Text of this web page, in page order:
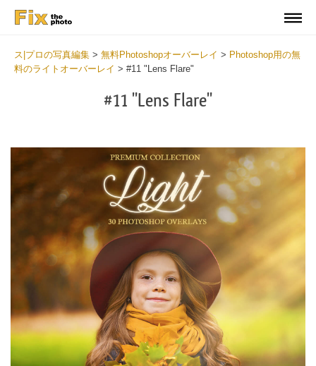
ス|プロの写真編集 > 無料Photoshopオーバーレイ > Photoshop用の無
料のライトオーバーレイ > #11 "Lens Flare"
#11 "Lens Flare"
選んでください